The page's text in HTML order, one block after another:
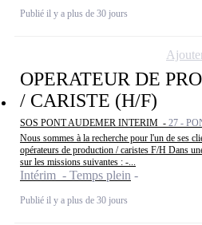
Publié il y a plus de 30 jours
OPERATEUR DE
/ CARISTE (H/F)
SOS PONT AUDEMER INTERIM - 27 -
Nous sommes à la recherche pour l'un de ses
opérateurs de production / caristes F/H Dans
sur les missions suivantes : -...
Intérim - Temps plein
Publié il y a plus de 30 jours